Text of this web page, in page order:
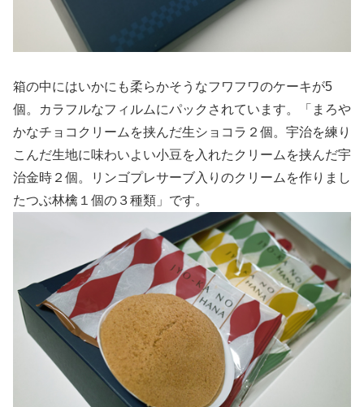
箱の中にはいかにも柔らかそうなフワフワのケーキが5
個。カラフルなフィルムにパックされています。「まろや
かなチョコクリームを挟んだ生ショコラ２個。宇治を練り
こんだ生地に味わいよい小豆を入れたクリームを挟んだ宇
治金時２個。リンゴプレサーブ入りのクリームを作りまし
たつぶ林檎１個の３種類」です。